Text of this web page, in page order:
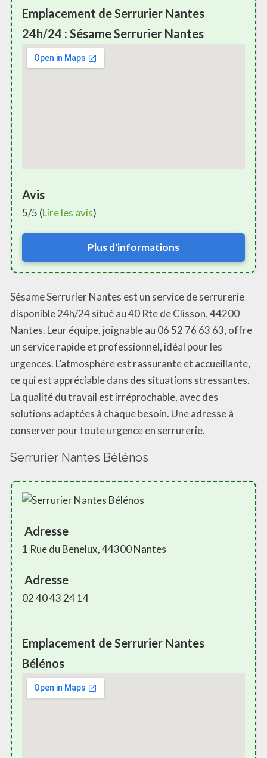
Emplacement de Serrurier Nantes
24h/24 : Sésame Serrurier Nantes
Avis
5/5 (Lire les avis)
Plus d'informations
Sésame Serrurier Nantes est un service de serrurerie
disponible 24h/24 situé au 40 Rte de Clisson, 44200
Nantes. Leur équipe, joignable au 06 52 76 63 63, offre
un service rapide et professionnel, idéal pour les
urgences. L’atmosphère est rassurante et accueillante,
ce qui est appréciable dans des situations stressantes.
La qualité du travail est irréprochable, avec des
solutions adaptées à chaque besoin. Une adresse à
conserver pour toute urgence en serrurerie.
Serrurier Nantes Bélénos
Adresse
1 Rue du Benelux, 44300 Nantes
Adresse
02 40 43 24 14
Emplacement de Serrurier Nantes
Bélénos